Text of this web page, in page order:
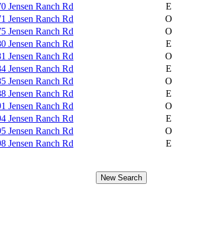
Jensen Ranch Rd
E
Jensen Ranch Rd
O
Jensen Ranch Rd
O
Jensen Ranch Rd
E
Jensen Ranch Rd
O
Jensen Ranch Rd
E
Jensen Ranch Rd
O
Jensen Ranch Rd
E
Jensen Ranch Rd
O
Jensen Ranch Rd
E
Jensen Ranch Rd
O
Jensen Ranch Rd
E